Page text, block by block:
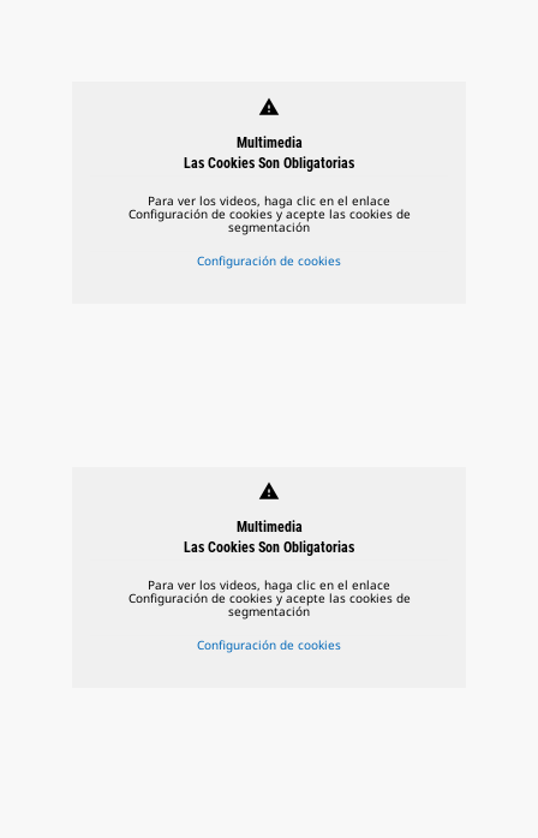
warning
Multimedia
Las Cookies Son Obligatorias
Para ver los videos, haga clic en el enlace
Configuración de cookies y acepte las cookies de
segmentación
Configuración de cookies
warning
Multimedia
Las Cookies Son Obligatorias
Para ver los videos, haga clic en el enlace
Configuración de cookies y acepte las cookies de
segmentación
Configuración de cookies